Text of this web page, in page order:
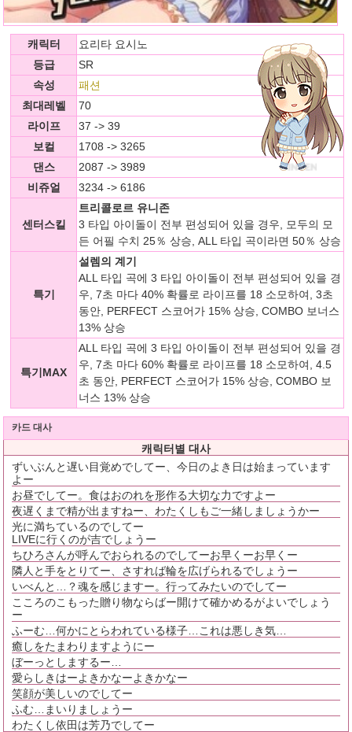
캐릭터
요리타 요시노
등급
SR
속성
패션
최대레벨
70
라이프
37 -> 39
보컬
1708 -> 3265
댄스
2087 -> 3989
비쥬얼
3234 -> 6186
센터스킬
트리콜로르 유니존
3 타입 아이돌이 전부 편성되어 있을 경우, 모두의 모
든 어필 수치 25％ 상승, ALL 타입 곡이라면 50％ 상승
특기
설렘의 계기
ALL 타입 곡에 3 타입 아이돌이 전부 편성되어 있을 경
우, 7초 마다 40% 확률로 라이프를 18 소모하여, 3초
동안, PERFECT 스코어가 15% 상승, COMBO 보너스
13% 상승
특기MAX
ALL 타입 곡에 3 타입 아이돌이 전부 편성되어 있을 경
우, 7초 마다 60% 확률로 라이프를 18 소모하여, 4.5
초 동안, PERFECT 스코어가 15% 상승, COMBO 보
너스 13% 상승
카드 대사
캐릭터별 대사
ずいぶんと遅い目覚めでしてー、今日のよき日は始まっています
よー
お昼でしてー。食はおのれを形作る大切な力ですよー
夜遅くまで精が出ますねー、わたくしもご一緒しましょうかー
光に満ちているのでしてー
LIVEに行くのが吉でしょうー
ちひろさんが呼んでおられるのでしてーお早くーお早くー
隣人と手をとりてー、さすれば輪を広げられるでしょうー
いべんと…？魂を感じますー。行ってみたいのでしてー
こころのこもった贈り物ならばー開けて確かめるがよいでしょう
ー
ふーむ…何かにとらわれている様子…これは悪しき気…
癒しをたまわりますようにー
ぼーっとしまするー…
愛らしきはーよきかなーよきかなー
笑顔が美しいのでしてー
ふむ…まいりましょうー
わたくし依田は芳乃でしてー